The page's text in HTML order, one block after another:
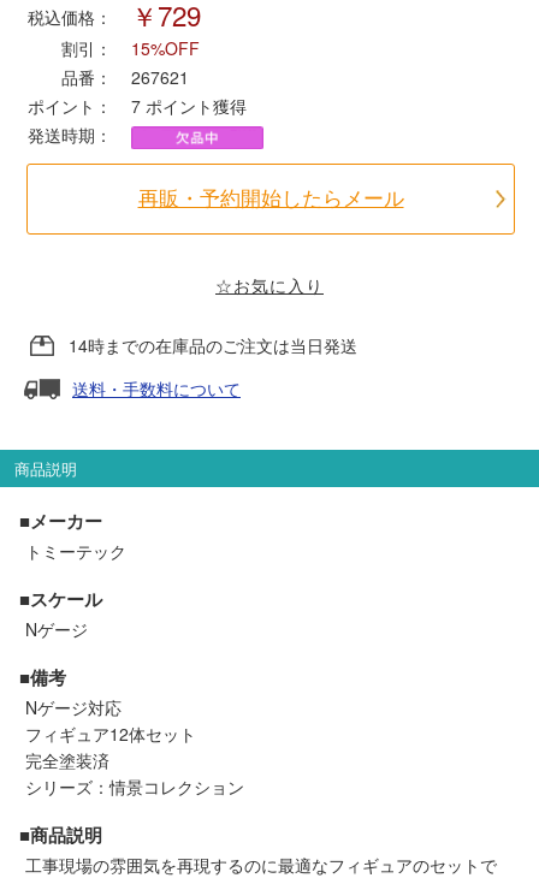
MODEMO(モデモ)
さんけい
トラムウェイ
走行エリア別 鉄道模型車両リスト
北海道・東北
中部
中国・四国
お役立ち情報
税込価格：
￥729
割引：
15%OFF
品番：
267621
ポイント：
7 ポイント獲得
発送時期：
再販・予約開始したらメール
☆お気に入り
14時までの在庫品のご注文は当日発送
送料・手数料について
商品説明
■メーカー
トミーテック
■スケール
Nゲージ
■備考
Nゲージ対応
フィギュア12体セット
完全塗装済
シリーズ：情景コレクション
■商品説明
工事現場の雰囲気を再現するのに最適なフィギュアのセットで